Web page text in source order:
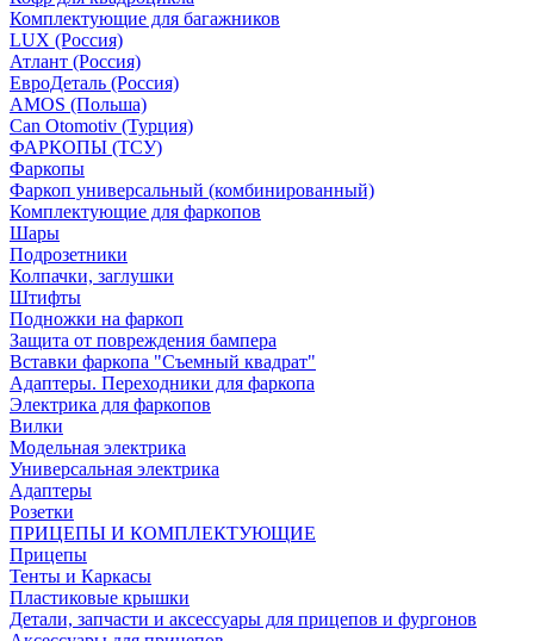
Комплектующие для багажников
LUX (Россия)
Атлант (Россия)
ЕвроДеталь (Россия)
AMOS (Польша)
Can Otomotiv (Турция)
ФАРКОПЫ (ТСУ)
Фаркопы
Фаркоп универсальный (комбинированный)
Комплектующие для фаркопов
Шары
Подрозетники
Колпачки, заглушки
Штифты
Подножки на фаркоп
Защита от повреждения бампера
Вставки фаркопа "Съемный квадрат"
Адаптеры. Переходники для фаркопа
Электрика для фаркопов
Вилки
Модельная электрика
Универсальная электрика
Адаптеры
Розетки
ПРИЦЕПЫ И КОМПЛЕКТУЮЩИЕ
Прицепы
Тенты и Каркасы
Пластиковые крышки
Детали, запчасти и аксессуары для прицепов и фургонов